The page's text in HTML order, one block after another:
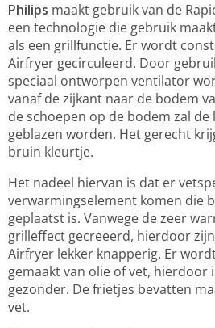
Philips maakt gebruik van de
een technologie die gebruik
als een grillfunctie. Er wordt
Airfryer gecirculeerd. Door
speciaal ontworpen ventilator
vanaf de zijkant naar de bodem
de schoepen op de bodem zal
geblazen worden. Het gerecht
bruin kleurtje.
Het nadeel hiervan is dat er
verwarmingselement komen die
geplaatst is. Vanwege de zeer
grilleffect gecreeerd, hierdoor
Airfryer lekker knapperig. Er
gemaakt van olie of vet,
gezonder. De frietjes bevatten
vet.